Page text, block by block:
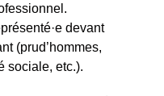
devant
(prud’hommes,
sociale, etc.).